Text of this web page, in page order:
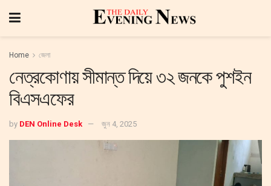
Home জেলা
নেত্রকোণায় সীমান্ত দিয়ে ৩২ জনকে পুশইন
বিএসএফের
by DEN Online Desk জুন 4, 2025